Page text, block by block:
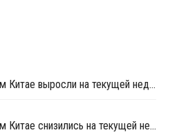
Запасы бензола в Восточном Китае выросли на текущей неделе
Запасы бензола в Восточном Китае снизились на текущей неделе